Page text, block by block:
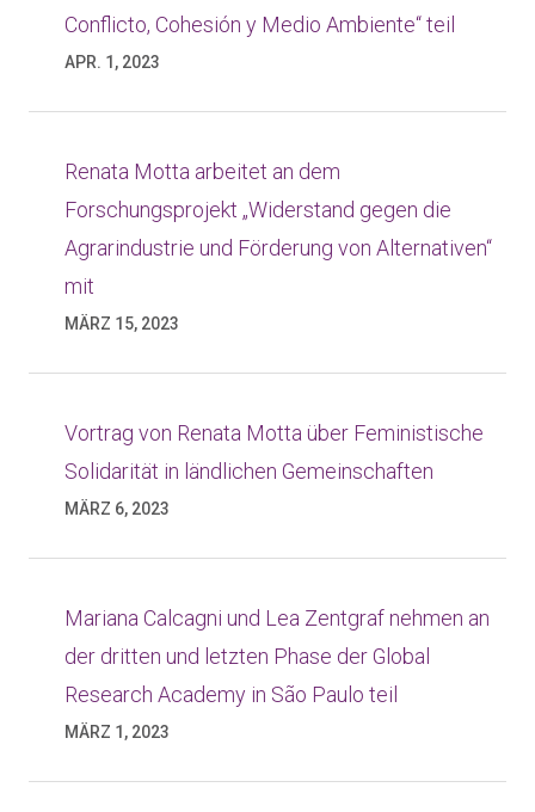
Conflicto, Cohesión y Medio Ambiente“ teil
APR. 1, 2023
Renata Motta arbeitet an dem
Forschungsprojekt „Widerstand gegen die
Agrarindustrie und Förderung von Alternativen“
mit
MÄRZ 15, 2023
Vortrag von Renata Motta über Feministische
Solidarität in ländlichen Gemeinschaften
MÄRZ 6, 2023
Mariana Calcagni und Lea Zentgraf nehmen an
der dritten und letzten Phase der Global
Research Academy in São Paulo teil
MÄRZ 1, 2023